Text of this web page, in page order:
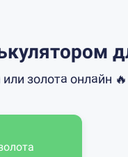
золота онлайн 🔥